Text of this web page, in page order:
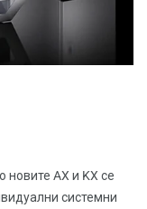
новите AX и KX се
системни